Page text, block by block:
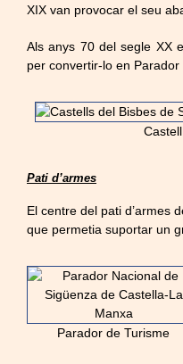
XIX van provocar el seu
Als anys 70 del segle XX
per convertir-lo en Parador
Pati d’armes
El centre del pati d’armes
que permetia suportar un
Parador de Turisme